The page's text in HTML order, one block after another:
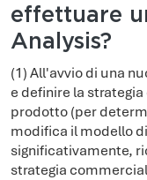
effettuare
Analysis?
(1) All'avvio di una
e definire la
prodotto (per
modifica il modello
significativamente,
strategia